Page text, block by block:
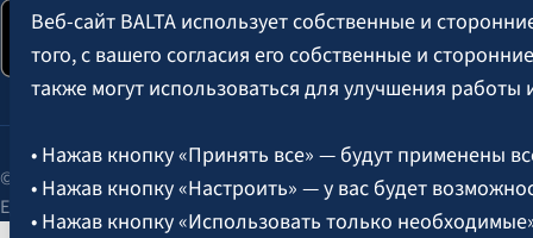
Веб-сайт BALTA использует собственные и
того, с вашего согласия его собственные и
также могут использоваться для улучшения работы
• Нажав кнопку «Принять все» — будут применены
• Нажав кнопку «Настроить» — у вас будет
• Нажав кнопку «Использовать только
© 2026 AAS BALTA | улица Сканстес 25, Рига, LV-1013, Латвия.
Единый рег. № 40003049409.